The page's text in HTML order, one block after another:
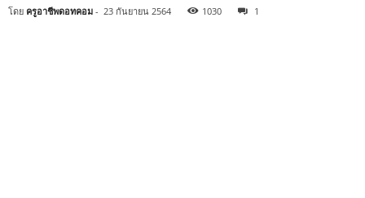
โดย ครูอาชีพดอทคอม - 23 กันยายน 2564 1030 1